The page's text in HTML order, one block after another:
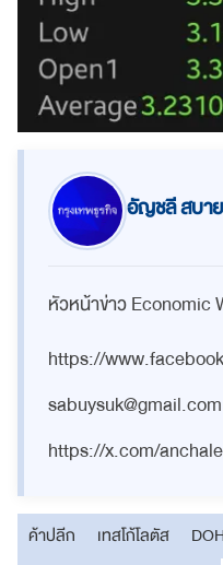
อัญชลี สบา
หัวหน้าข่าว Economic
https://
sabuysuk@gmail.com
https://x.com/
ค้าปลีก เทสโก้โลตัส